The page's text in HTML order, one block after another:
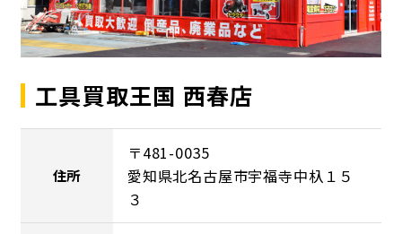
工具買取王国 西春店
住所
〒481-0035
愛知県北名古屋市宇福寺中杁１５
３